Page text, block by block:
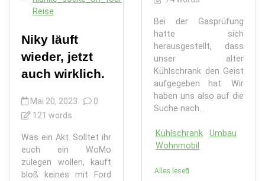
Reise
Niky läuft
wieder, jetzt
auch wirklich.
Mai 20, 2023
0
121 words
Was ein Akt. Solltet ihr
euch ein WoMo
zulegen wollen, kauft
bloß keines mit Ford
Bei der Gasprüfung
hatte sich
herausgestellt, dass
unser alter
Kühlschrank den Geist
aufgegeben hat. Wir
haben uns also auf die
Suche nach...
Kühlschrank
Umbau
Wohnmobil
Alles lesen